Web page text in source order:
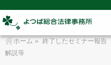
ホーム » 終了したセミナー報告
解説等